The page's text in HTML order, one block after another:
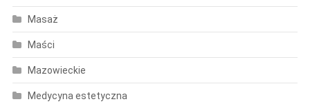
Masaż
Maści
Mazowieckie
Medycyna estetyczna